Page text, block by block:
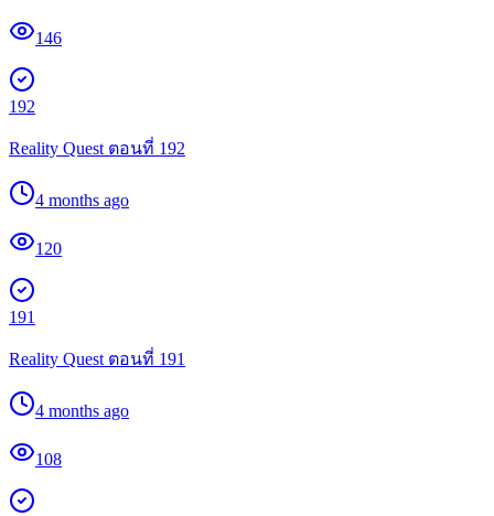
146
192
Reality Quest ตอนที่ 192
4 months ago
120
191
Reality Quest ตอนที่ 191
4 months ago
108